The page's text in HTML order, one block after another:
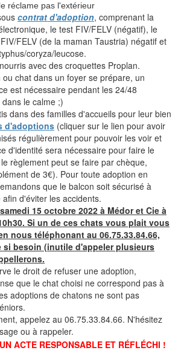
réclame pas l'extérieur
contrat d'adoption, comprenant la
le test FIV/FELV (négatif), le
FELV (de la maman Taustria) négatif et
coryza/leucose.
avec des croquettes Proplan.
chat dans un foyer se prépare, un
est nécessaire pendant les 24/48
le calme ;)
dans des familles d'accueils pour leur bien
d'adoptions (cliquer sur le lien pour avoir
régulièrement pour pouvoir les voir et
d'identité sera nécessaire pour faire le
règlement peut se faire par chèque,
de 3€). Pour toute adoption en
que le balcon soit sécurisé à
d'éviter les accidents.
15 octobre 2022 à Médor et Cie à
Si un de ces chats vous plait vous
nous téléphonant au 06.75.33.84.66,
si besoin (inutile d'appeler plusieurs
le droit de refuser une adoption,
que le chat choisi ne correspond pas à
adoptions de chatons ne sont pas
appelez au 06.75.33.84.66. N'hésitez
ou à rappeler.
ACTE RESPONSABLE ET RÉFLÉCHI !